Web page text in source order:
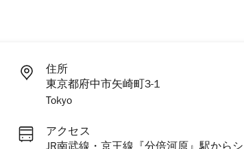
住所
東京都府中市矢崎町3-1
Tokyo
アクセス